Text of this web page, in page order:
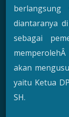
diantaranya
sebagai
akan
yaitu Ketua
SH.